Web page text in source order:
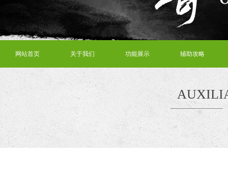
网站首页 关于我们 功能展示 辅助攻略